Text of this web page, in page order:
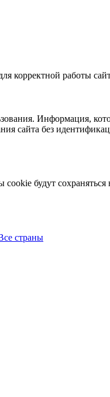
корректной работы
Информация,
сайта без
будут сохраняться
страны